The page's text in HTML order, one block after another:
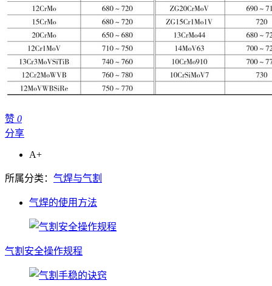
赞 0
分享
A+
所属分类： 气焊与气割
气焊的使用方法
气割安全操作规程